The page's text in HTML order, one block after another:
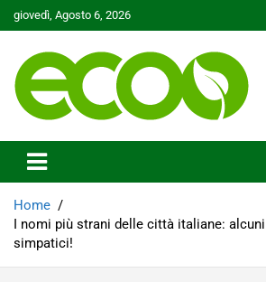
Skip
to
giovedì, Agosto 6, 2026
Ecoo.it
Home
I nomi più strani delle città italiane:
simpatici!